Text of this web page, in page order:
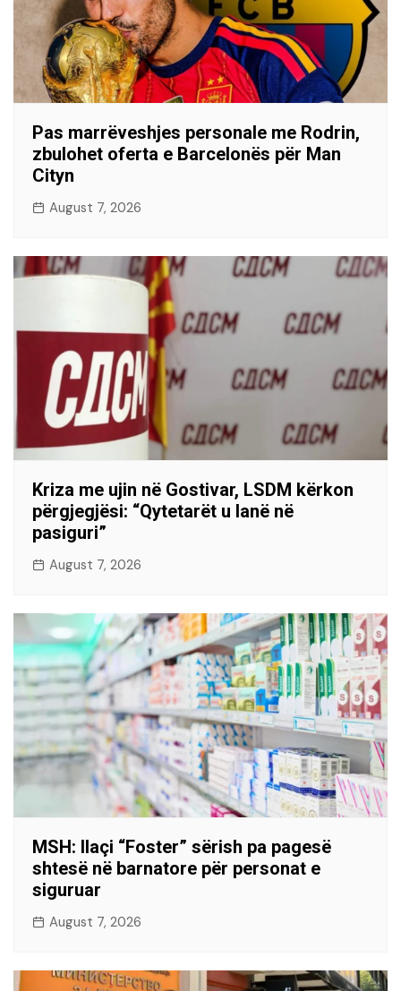
Pas marrëveshjes personale me Rodrin,
zbulohet oferta e Barcelonës për Man
Cityn
August 7, 2026
Kriza me ujin në Gostivar, LSDM kërkon
përgjegjësi: “Qytetarët u lanë në
pasiguri”
August 7, 2026
MSH: Ilaçi “Foster” sërish pa pagesë
shtesë në barnatore për personat e
siguruar
August 7, 2026